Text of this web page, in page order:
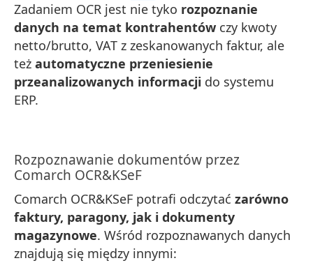
Zadaniem OCR jest nie tyko rozpoznanie
danych na temat kontrahentów czy kwoty
netto/brutto, VAT z zeskanowanych faktur, ale
też automatyczne przeniesienie
przeanalizowanych informacji do systemu
ERP.
Rozpoznawanie dokumentów przez
Comarch OCR&KSeF
Comarch OCR&KSeF potrafi odczytać zarówno
faktury, paragony, jak i dokumenty
magazynowe. Wśród rozpoznawanych danych
znajdują się między innymi: